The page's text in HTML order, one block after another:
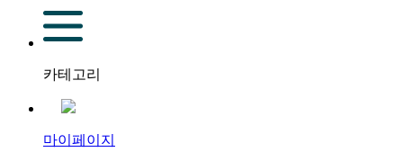
카테고리
마이페이지